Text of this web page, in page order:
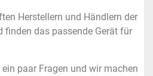
Herstellern und Händlern der
finden das passende Gerät für
paar Fragen und wir machen